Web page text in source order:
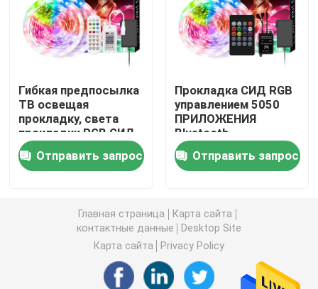
Умные света прокладки СИД
Угловой профиль СИД
Круговой профиль СИД
Приостанавливанный профиль СИД
Прокладки СИД УДАРА
Прокладки СИД SMD
Гибкая предпосылка
ТВ освещая
прокладку, света
прокладки RGB СИД
5m крытые 5050 12V
Отправить запрос
Прокладка СИД RGB
управлением 5050
ПРИЛОЖЕНИЯ
Bluetooth
водоустойчивая для
крытого на
открытом воздухе
Отправить запрос
Главная страница
Карта сайта
контактные данные
Desktop Site
Карта сайта
Privacy Policy